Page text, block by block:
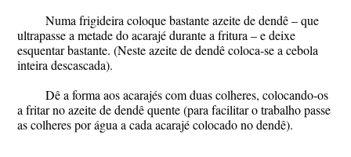
Numa frigideira coloque bastante azeite de dendê – que
ultrapasse a metade do acarajé durante a fritura – e deixe
esquentar bastante. (Neste azeite de dendê coloca-se a cebola
inteira descascada).
Dê a forma aos acarajés com duas colheres, colocando-os
a fritar no azeite de dendê quente (para facilitar o trabalho passe
as colheres por água a cada acarajé colocado no dendê).